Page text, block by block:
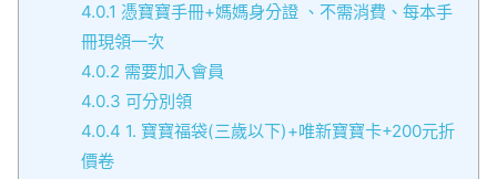
4.0.1 憑寶寶手冊+媽媽身分證 、不需消費、每本手
冊現領一次
4.0.2 需要加入會員
4.0.3 可分別領
4.0.4 1. 寶寶福袋(三歲以下)+唯新寶寶卡+200元折
價卷